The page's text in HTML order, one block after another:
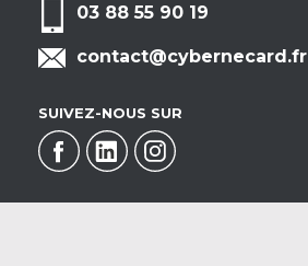
03 88 55 90 19
contact@cybernecard.fr
SUIVEZ-NOUS SUR